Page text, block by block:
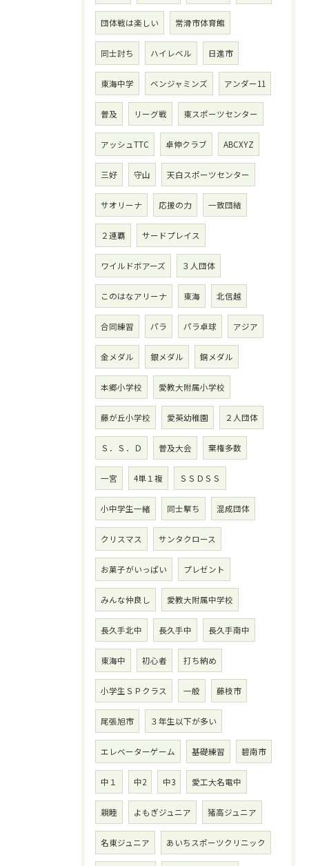
団体戦は楽しい 常滑市体育館
同士討ち ハイレベル 日進市
東海中学 ベンジャミンズ アンダー11
普及 リーグ戦 東スポーツセンター
アッシュTTC 卓伸クラブ ABCXYZ
三好 守山 天白スポーツセンター
サオリーナ 応援の力 一致団結
２連覇 サードプレイス
ワイルドボアーズ ３人団体
このはなアリーナ 東海 北信越
合同練習 パラ パラ卓球 アジア
金メダル 銀メダル 銅メダル
本郷小学校 愛教大附属小学校
藤が丘小学校 愛英幼稚園 ２人団体
Ｓ．Ｓ．Ｄ 普及大会 棄権多数
一宮 4単１複 ＳＳＤＳＳ
小中学生一緒 同士撃ち 混成団体
クリスマス サンタクロース
お菓子がいっぱい プレゼント
みんな仲良し 愛教大附属中学校
長久手北中 長久手中 長久手南中
東海中 初心者 打ち納め
小学生ＳＰクラス 一般 藤枝市
尾張旭市 ３年生以下が多い
エレベーターゲーム 基礎練習 碧南市
中１ 中2 中3 愛工大名電中
親睦 よもぎジュニア 猪高ジュニア
名東ジュニア あいちスポーツクリニック